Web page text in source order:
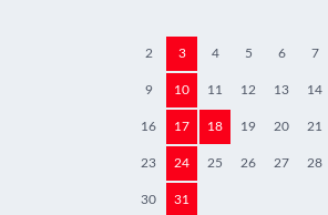
2 3 4 5 6 7
9 10 11 12 13 14
16 17 18 19 20 21
23 24 25 26 27 28
30 31